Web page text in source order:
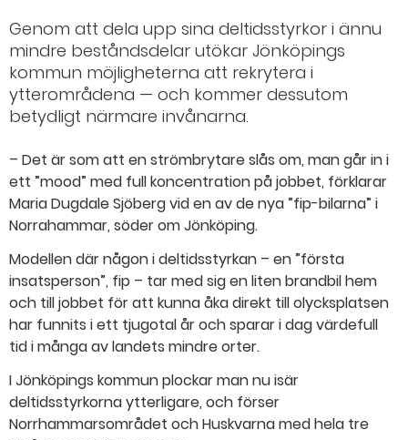
Genom att dela upp sina deltidsstyrkor i ännu
mindre beståndsdelar utökar Jönköpings
kommun möjligheterna att rekrytera i
ytterområdena — och kommer dessutom
betydligt närmare invånarna.
– Det är som att en strömbrytare slås om, man går in i
ett ”mood” med full koncentration på jobbet, förklarar
Maria Dugdale Sjöberg vid en av de nya ”fip-bilarna” i
Norrahammar, söder om Jönköping.
Modellen där någon i deltidsstyrkan – en ”första
insatsperson”, fip – tar med sig en liten brandbil hem
och till jobbet för att kunna åka direkt till olycksplatsen
har funnits i ett tjugotal år och sparar i dag värdefull
tid i många av landets mindre orter.
I Jönköpings kommun plockar man nu isär
deltidsstyrkorna ytterligare, och förser
Norrhammarsområdet och Huskvarna med hela tre